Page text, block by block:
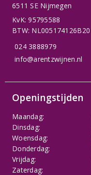
6511 SE Nijmegen
KvK: 95795588
BTW: NL005174126B20
024 3888979
info@arentzwijnen.nl
Openingstijden
Maandag:
Dinsdag:
Woensdag:
Donderdag:
Vrijdag:
Zaterdag: